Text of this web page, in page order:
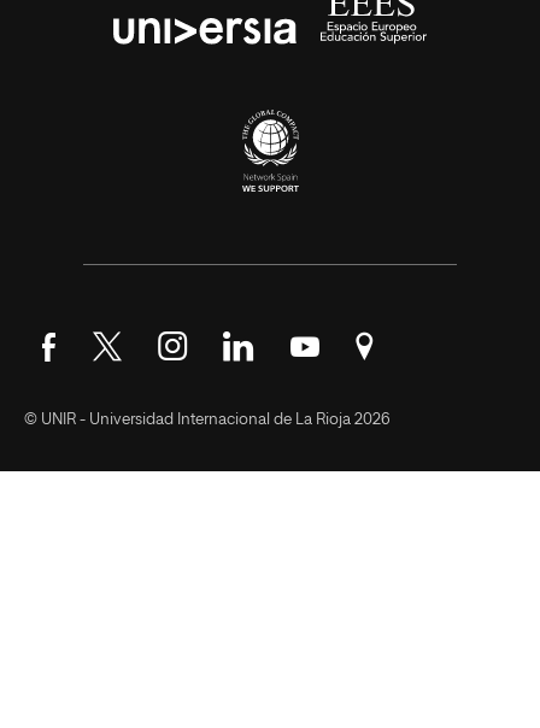
Síguenos en Facebook
Síguenos en Twitter
Síguenos en Instagram
Síguenos en LinkedIn
Síguenos en YouTube
Encuéntranos en
© UNIR - Universidad Internacional de La Rioja 2026